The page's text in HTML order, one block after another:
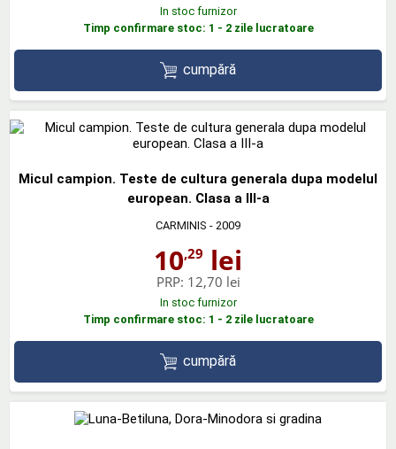
In stoc furnizor
Timp confirmare stoc: 1 - 2 zile lucratoare
cumpără
Micul campion. Teste de cultura generala dupa modelul
european. Clasa a III-a
CARMINIS - 2009
10,29 lei
PRP: 12,70 lei
In stoc furnizor
Timp confirmare stoc: 1 - 2 zile lucratoare
cumpără